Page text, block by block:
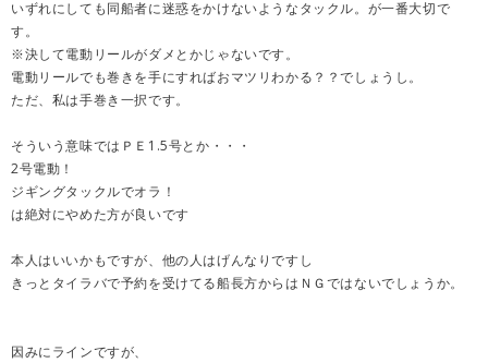
いずれにしても同船者に迷惑をかけないようなタックル。が一番大切で
す。
※決して電動リールがダメとかじゃないです。
電動リールでも巻きを手にすればおマツリわかる？？でしょうし。
ただ、私は手巻き一択です。
そういう意味ではＰＥ1.5号とか・・・
2号電動！
ジギングタックルでオラ！
は絶対にやめた方が良いです
本人はいいかもですが、他の人はげんなりですし
きっとタイラバで予約を受けてる船長方からはＮＧではないでしょうか。
因みにラインですが、